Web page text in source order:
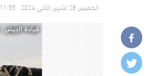
الخميس 28 تشرين الثاني 2024 11:55